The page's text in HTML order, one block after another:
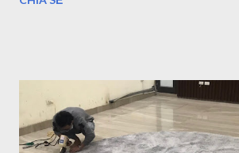
du lịch nhưng thực sự vẫn chưa thể đi và
động với bãi trước, bãi sau của Vũng
nghỉ ngơi, tắm nước nóng ở Bình Châu
nhiều ở Vũng Tàu. Thảm trang trí cho